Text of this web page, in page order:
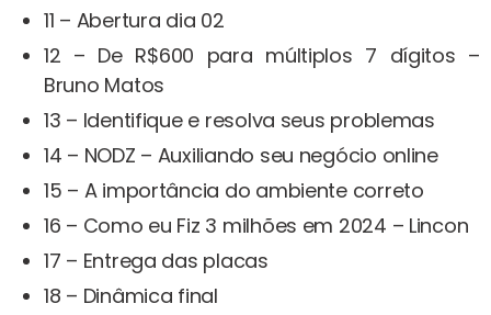
11 – Abertura dia 02
12 – De R$600 para múltiplos 7 dígitos –
Bruno Matos
13 – Identifique e resolva seus problemas
14 – NODZ – Auxiliando seu negócio online
15 – A importância do ambiente correto
16 – Como eu Fiz 3 milhões em 2024 – Lincon
17 – Entrega das placas
18 – Dinâmica final